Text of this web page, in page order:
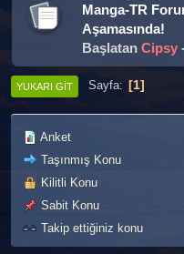
Manga-TR
Aşamasında!
Başlatan Cipsy
YUKARI GIT Sayfa 1
Anket
Taşınmış Konu
Kilitli Konu
Sabit Konu
Takip ettiğiniz konu